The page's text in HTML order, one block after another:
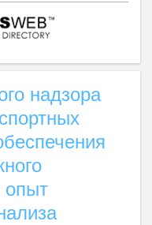
надзора
опыт